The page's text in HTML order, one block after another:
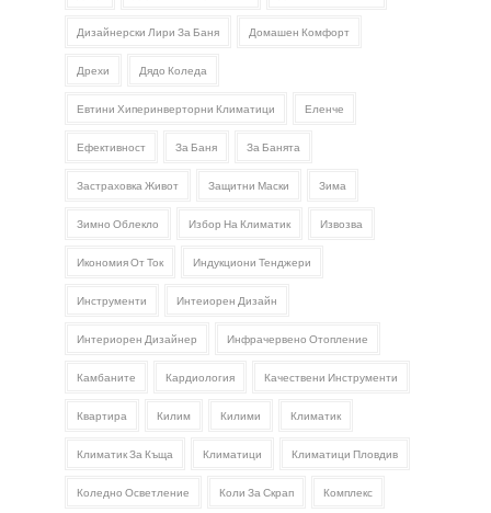
Дизайнерски Лири За Баня Домашен Комфорт
Дрехи Дядо Коледа
Евтини Хиперинверторни Климатици Еленче
Ефективност За Баня За Банята
Застраховка Живот Защитни Маски Зима
Зимно Облекло Избор На Климатик Извозва
Икономия От Ток Индукциони Тенджери
Инструменти Интеиорен Дизайн
Интериорен Дизайнер Инфрачервено Отопление
Камбаните Кардиология Качествени Инструменти
Квартира Килим Килими Климатик
Климатик За Къща Климатици Климатици Пловдив
Коледно Осветление Коли За Скрап Комплекс